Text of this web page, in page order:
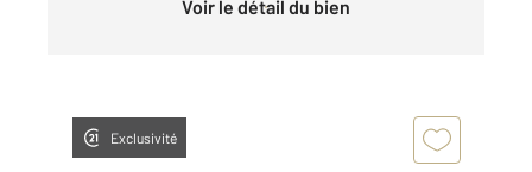
Voir le détail du bien
Exclusivité